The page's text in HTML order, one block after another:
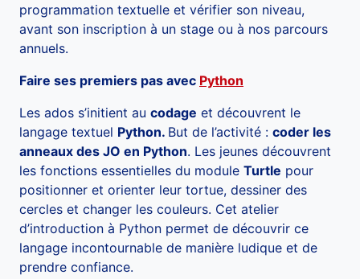
programmation textuelle et vérifier son niveau,
avant son inscription à un stage ou à nos parcours
annuels.
Faire ses premiers pas avec Python
Les ados s’initient au codage et découvrent le
langage textuel Python. But de l’activité : coder les
anneaux des JO en Python. Les jeunes découvrent
les fonctions essentielles du module Turtle pour
positionner et orienter leur tortue, dessiner des
cercles et changer les couleurs. Cet atelier
d’introduction à Python permet de découvrir ce
langage incontournable de manière ludique et de
prendre confiance.